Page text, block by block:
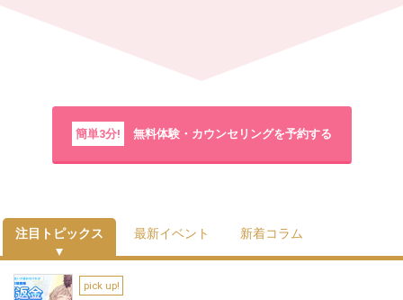
簡単3分! 無料体験・カウンセリングを予約する
注目トピックス 最新イベント 新着コラム
pick up!